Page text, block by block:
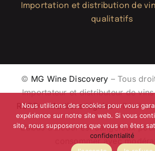
Importation et distribution de
qualitatifs
© MG Wine Discovery – Tous
Importateur et distributeur de
RGPD –Mentions légales–
L’abus d’alcool est dangereux
consommer avec
Nous utilisons des cookies pour vous
expérience sur notre site web. Si vous
site, nous supposerons que vous en êtes
confidentialité